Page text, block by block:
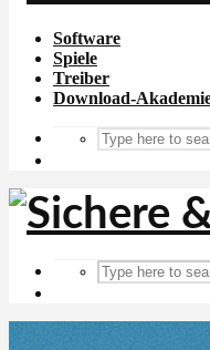
Software
Spiele
Treiber
Download-